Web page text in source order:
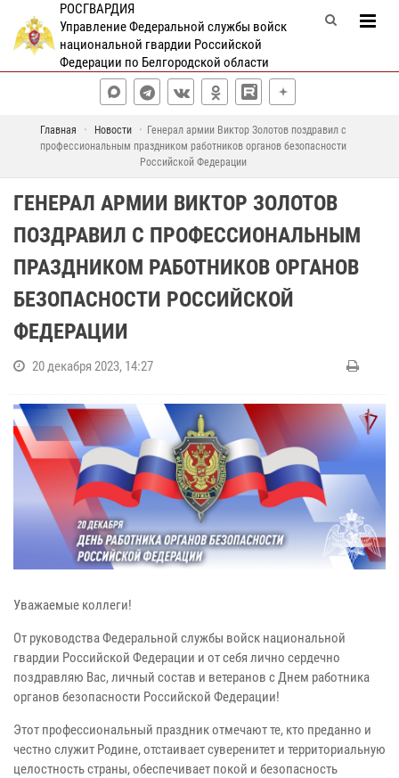
РОСГВАРДИЯ
Управление Федеральной службы войск
национальной гвардии Российской
Федерации по Белгородской области
Главная Новости
Генерал армии Виктор Золотов поздравил с
профессиональным праздником работников органов безопасности
Российской Федерации
ГЕНЕРАЛ АРМИИ ВИКТОР ЗОЛОТОВ
ПОЗДРАВИЛ С ПРОФЕССИОНАЛЬНЫМ
ПРАЗДНИКОМ РАБОТНИКОВ ОРГАНОВ
БЕЗОПАСНОСТИ РОССИЙСКОЙ
ФЕДЕРАЦИИ
20 декабря 2023, 14:27
Уважаемые коллеги!
От руководства Федеральной службы войск национальной
гвардии Российской Федерации и от себя лично сердечно
поздравляю Вас, личный состав и ветеранов с Днем работника
органов безопасности Российской Федерации!
Этот профессиональный праздник отмечают те, кто преданно и
честно служит Родине, отстаивает суверенитет и территориальную
целостность страны, обеспечивает покой и безопасность